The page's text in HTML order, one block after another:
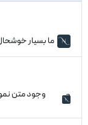
2 ما بسیار
3
وجود متن